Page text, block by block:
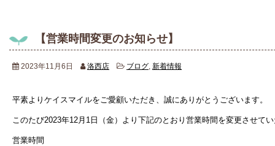
【営業時間変更のお知らせ】
2023年11月6日 洛西店 ブログ 新着情報
平素よりケイスマイルをご愛顧いただき、誠にありがとうございます。
このたび2023年12月1日（金）より下記のとおり営業時間を変更させて
営業時間